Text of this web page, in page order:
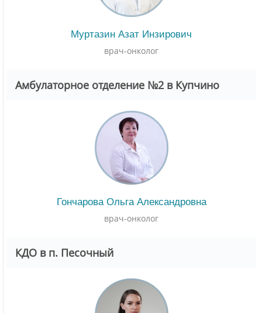
Муртазин Азат Инзирович
врач-онколог
Амбулаторное отделение №2 в Купчино
Гончарова Ольга Александровна
врач-онколог
КДО в п. Песочный